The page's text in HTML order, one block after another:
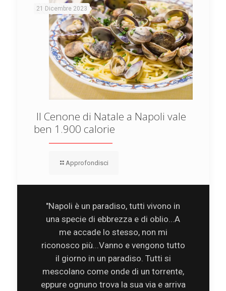
21 Dicembre 2023
Il Cenone di Natale a Napoli vale
ben 1.900 calorie
Approfondisci
"Napoli è un paradiso, tutti vivono in
una specie di ebbrezza e di oblio...A
me accade lo stesso, non mi
riconosco più...Vanno e vengono tutto
il giorno in un paradiso. Tutti si
mescolano come onde di un torrente,
eppure ognuno trova la sua via e arriva